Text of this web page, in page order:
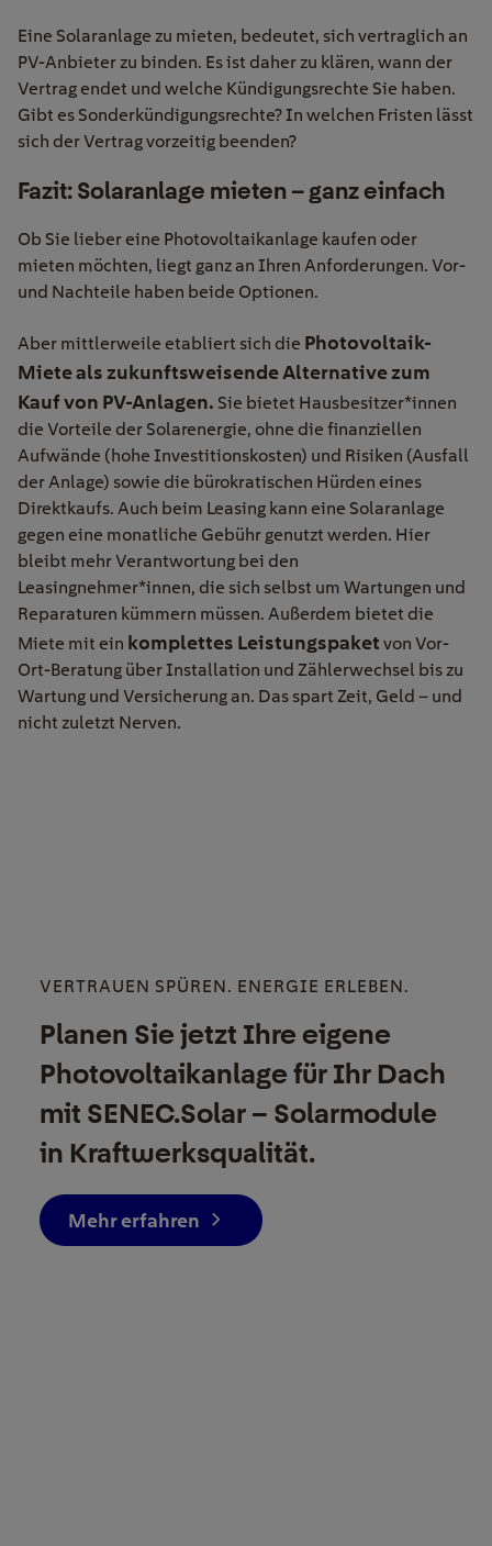
Eine Solaranlage zu mieten, bedeutet, sich vertraglich an
PV-Anbieter zu binden. Es ist daher zu klären, wann der
Vertrag endet und welche Kündigungsrechte Sie haben.
Gibt es Sonderkündigungsrechte? In welchen Fristen lässt
sich der Vertrag vorzeitig beenden?
Fazit: Solaranlage mieten – ganz einfach
Ob Sie lieber eine Photovoltaikanlage kaufen oder
mieten möchten, liegt ganz an Ihren Anforderungen. Vor-
und Nachteile haben beide Optionen.
Aber mittlerweile etabliert sich die Photovoltaik-
Miete als zukunftsweisende Alternative zum
Kauf von PV-Anlagen. Sie bietet Hausbesitzer*innen
die Vorteile der Solarenergie, ohne die finanziellen
Aufwände (hohe Investitionskosten) und Risiken (Ausfall
der Anlage) sowie die bürokratischen Hürden eines
Direktkaufs. Auch beim Leasing kann eine Solaranlage
gegen eine monatliche Gebühr genutzt werden. Hier
bleibt mehr Verantwortung bei den
Leasingnehmer*innen, die sich selbst um Wartungen und
Reparaturen kümmern müssen. Außerdem bietet die
Miete mit ein komplettes Leistungspaket von Vor-
Ort-Beratung über Installation und Zählerwechsel bis zu
Wartung und Versicherung an. Das spart Zeit, Geld – und
nicht zuletzt Nerven.
VERTRAUEN SPÜREN. ENERGIE ERLEBEN.
Planen Sie jetzt Ihre eigene
Photovoltaikanlage für Ihr Dach
mit SENEC.Solar – Solarmodule
in Kraftwerksqualität.
Mehr erfahren